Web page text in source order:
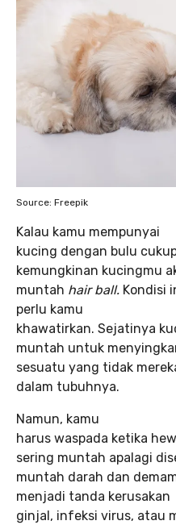
Source: Freepik
Kalau kamu mempunyai
kucing dengan bulu
kemungkinan kucingmu
muntah hair ball. Kondisi
perlu kamu
khawatirkan. Sejatinya
muntah untuk
sesuatu yang tidak
dalam tubuhnya.
Namun, kamu
harus waspada ketika
sering muntah apalagi
muntah darah dan
menjadi tanda kerusakan
ginjal, infeksi virus, atau